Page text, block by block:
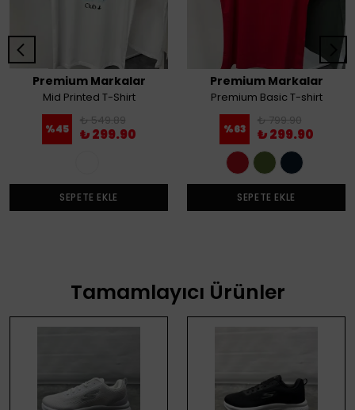
Premium Markalar
Mid Printed T-Shirt
%45
₺ 549.89
₺ 299.90
SEPETE EKLE
Premium Markalar
Premium Basic T-shirt
%63
₺ 799.90
₺ 299.90
SEPETE EKLE
Tamamlayıcı Ürünler